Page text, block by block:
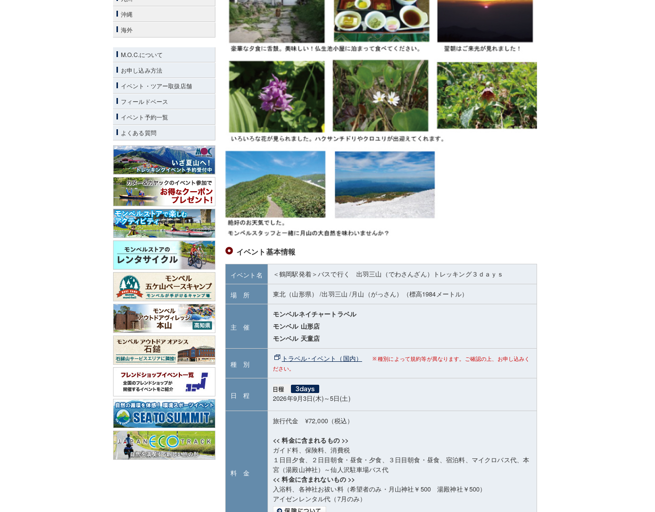
イベント基本情報
イベント名 ＜鶴岡駅発着＞バスで行く 出羽三山（でわさんざん）トレッキング３ｄａｙｓ
場 所 東北（山形県） /出羽三山 /月山（がっさん） （標高1984メートル）
主 催
モンベルネイチャートラベル
モンベル 山形店
モンベル 天童店
種 別
トラベル･イベント（国内）
種別によって規約等が異なります。ご確認の上、お申し込みく
ださい。
日 程 2026年9月3日(木)～5日(土)
料 金
旅行代金 ¥72,000（税込）
<< 料金に含まれるもの >>
ガイド料、保険料、消費税
１日目夕食、２日目朝食・昼食・夕食、３日目朝食・昼食、宿泊料、マイクロバス代、本
宮（湯殿山神社）～仙人沢駐車場バス代
<< 料金に含まれないもの >>
入浴料、各神社お祓い料（希望者のみ・月山神社￥500 湯殿神社￥500）
アイゼンレンタル代（7月のみ）
沖縄
海外
M.O.C.について
お申し込み方法
イベント・ツアー取扱店舗
フィールドベース
イベント予約一覧
よくある質問